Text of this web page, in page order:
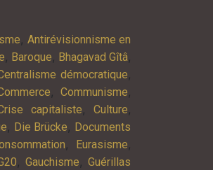
, Antirévisionnisme en
, Baroque, Bhagavad Gîtâ,
démocratique,
,Communisme,
capitaliste,Culture,
, Die Brücke, Documents
, Eurasisme,
, Gauchisme,Guérillas